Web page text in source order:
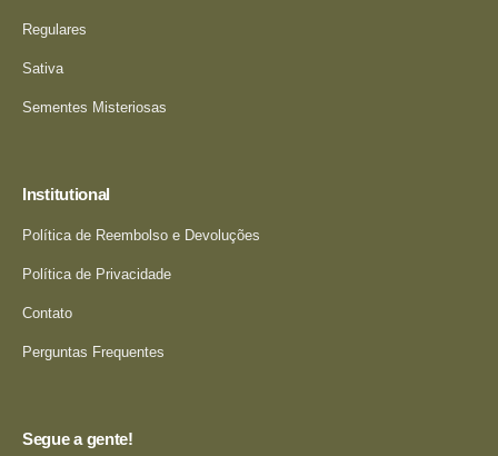
Regulares
Sativa
Sementes Misteriosas
Institutional
Política de Reembolso e Devoluções
Política de Privacidade
Contato
Perguntas Frequentes
Segue a gente!